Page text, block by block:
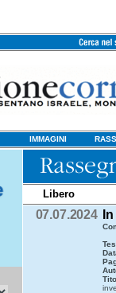
IMMAGINI
Libero
07.07.2024